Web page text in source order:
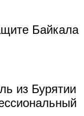
Байкала
из Бурятии